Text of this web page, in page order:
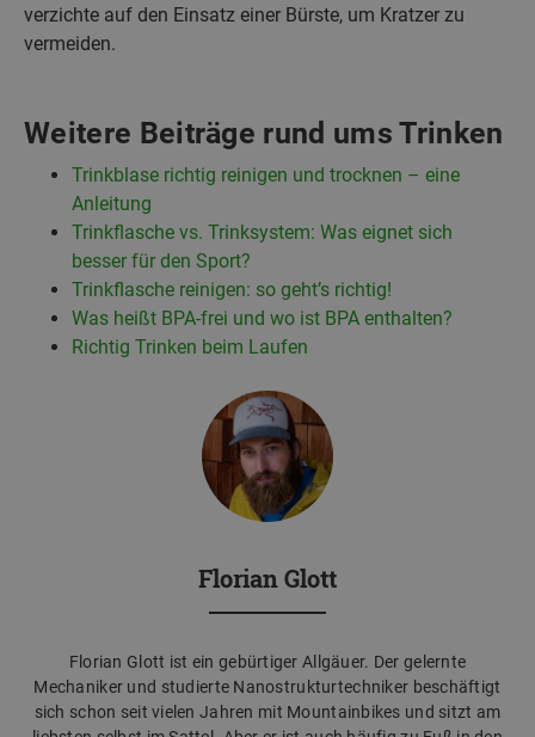
verzichte auf den Einsatz einer Bürste, um Kratzer zu
vermeiden.
Weitere Beiträge rund ums Trinken
Trinkblase richtig reinigen und trocknen – eine
Anleitung
Trinkflasche vs. Trinksystem: Was eignet sich
besser für den Sport?
Trinkflasche reinigen: so geht’s richtig!
Was heißt BPA-frei und wo ist BPA enthalten?
Richtig Trinken beim Laufen
Florian Glott
Florian Glott ist ein gebürtiger Allgäuer. Der gelernte
Mechaniker und studierte Nanostrukturtechniker beschäftigt
sich schon seit vielen Jahren mit Mountainbikes und sitzt am